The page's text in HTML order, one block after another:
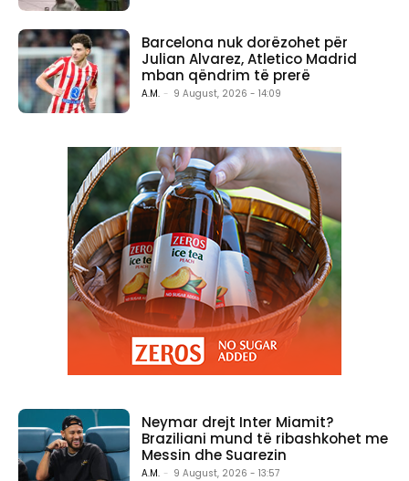
Barcelona nuk dorëzohet për
Julian Alvarez, Atletico Madrid
mban qëndrim të prerë
A.M. - 9 August, 2026 - 14:09
Neymar drejt Inter Miamit?
Braziliani mund të ribashkohet me
Messin dhe Suarezin
A.M. - 9 August, 2026 - 13:57